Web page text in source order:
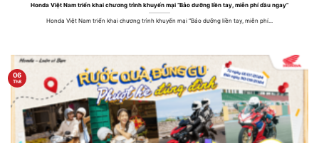
Honda Việt Nam triển khai chương trình khuyến mại “Bảo dưỡng liền tay, miễn phí dầu ngay”
Honda Việt Nam triển khai chương trình khuyến mại “Bảo dưỡng liền tay, miễn phí...
06
Th8